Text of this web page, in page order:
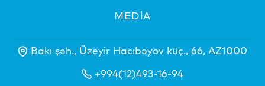
MEDİA
Bakı şəh., Üzeyir Hacıbəyov küç., 66, AZ1000
+994(12)493-16-94